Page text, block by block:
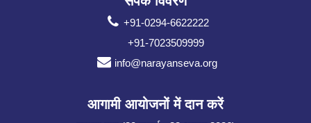
+91-0294-6622222
+91-7023509999
info@narayanseva.org
आगामी आयोजनों में दान करें